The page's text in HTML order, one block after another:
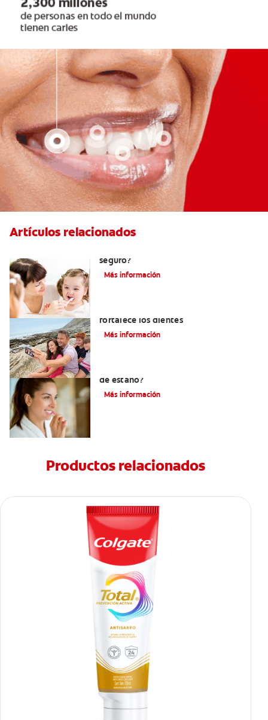
Artículos relacionados
seguro?
Más información
fortalece los dientes
Más información
de estaño?
Más información
Productos relacionados